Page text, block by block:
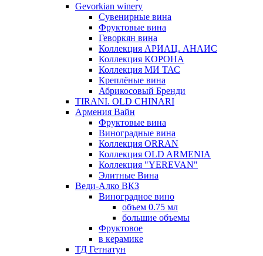
Gevorkian winery
Сувенирные вина
Фруктовые вина
Геворкян вина
Коллекция АРИАЦ. АНАИС
Коллекция КОРОНА
Коллекция МИ ТАС
Креплёные вина
Абрикосовый Бренди
TIRANI. OLD CHINARI
Армения Вайн
Фруктовые вина
Виноградные вина
Коллекция ORRAN
Коллекция OLD ARMENIA
Коллекция "YEREVAN"
Элитные Вина
Веди-Алко ВКЗ
Виноградное вино
объем 0.75 мл
большие объемы
Фруктовое
в керамике
ТД Гетнатун